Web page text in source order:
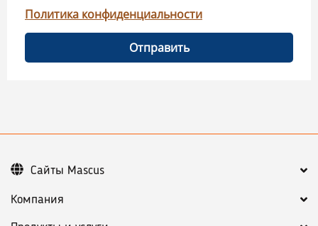
Политика конфиденциальности
Отправить
Компания
Сайты Mascus